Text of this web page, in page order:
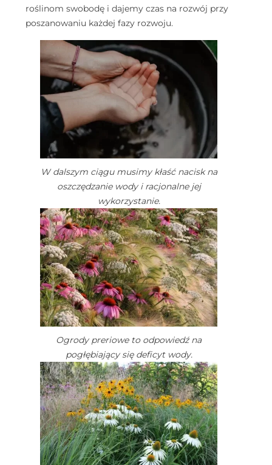
roślinom swobodę i dajemy czas na rozwój przy
poszanowaniu każdej fazy rozwoju.
W dalszym ciągu musimy kłaść nacisk na
oszczędzanie wody i racjonalne jej
wykorzystanie.
Ogrody preriowe to odpowiedź na
pogłębiający się deficyt wody.